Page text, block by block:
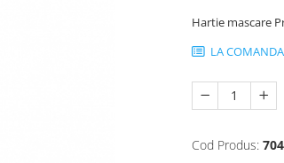
Hartie mascare
LA COMANDA
Cod Produs: